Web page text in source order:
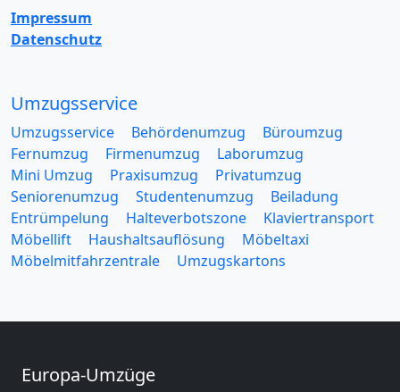
Impressum
Datenschutz
Umzugsservice
Umzugsservice Behördenumzug
Büroumzug
Fernumzug
Firmenumzug
Laborumzug
Mini Umzug
Praxisumzug
Privatumzug
Seniorenumzug
Studentenumzug
Beiladung
Entrümpelung
Halteverbotszone
Klaviertransport
Möbellift
Haushaltsauflösung
Möbeltaxi
Möbelmitfahrzentrale
Umzugskartons
Europa-Umzüge